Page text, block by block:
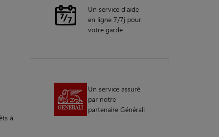
à
Un service d'aide
en ligne 7/7j pour
votre garde
Un service assuré
par notre
partenaire Générali